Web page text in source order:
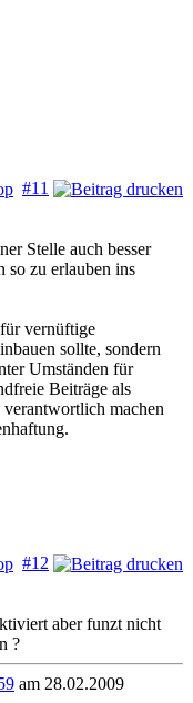
#11
Stelle auch besser
so zu erlauben ins
vernüftige
sollte, sondern
Umständen für
Beiträge als
machen
#12
aber funzt nicht
?
am 28.02.2009